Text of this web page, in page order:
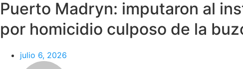
Puerto Madryn: imputaron al
por homicidio culposo de la
julio 6, 2026